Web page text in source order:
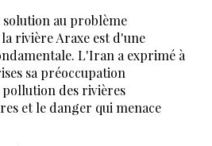
au problème
rivière Araxe est d'une
L'Iran a exprimé à
sa préoccupation
des rivières
et le danger qui menace